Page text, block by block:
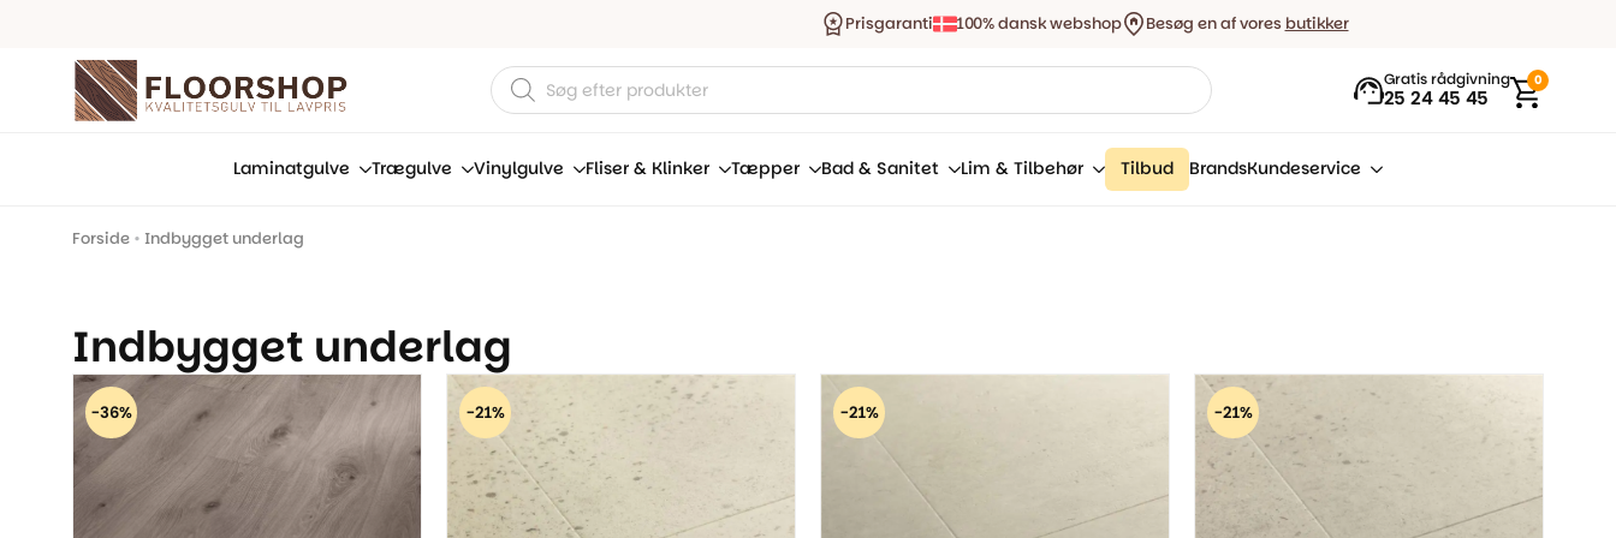
Prisgaranti 100% dansk webshop Besøg en af vores butikker
Products
search
Gratis rådgivning
25 24 45 45
0
Laminatgulve Trægulve Vinylgulve Fliser & Klinker Tæpper Bad & Sanitet Lim & Tilbehør Tilbud BrandsKundeservice
Forside • Indbygget underlag
Indbygget underlag
-36% -21% -21% -21%